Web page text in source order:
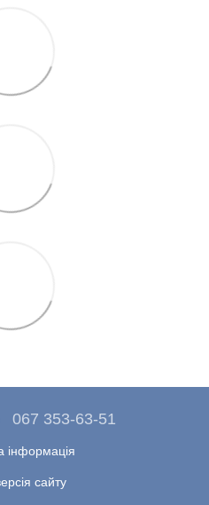
067 353-63-51
інформація
сайту